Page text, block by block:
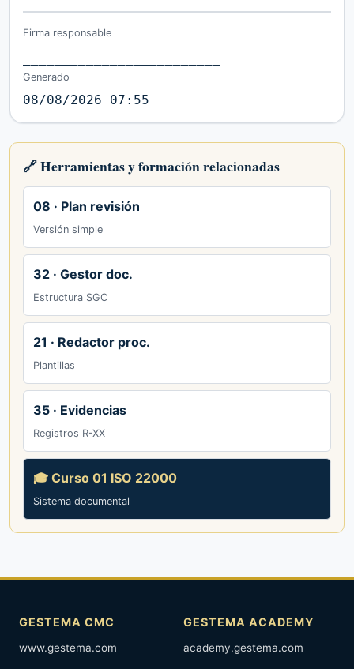
Firma responsable
Generado
08/08/2026 07:55
🔗 Herramientas y formación relacionadas
08 · Plan revisión
Versión simple
32 · Gestor doc.
Estructura SGC
21 · Redactor proc.
Plantillas
35 · Evidencias
Registros R-XX
🎓 Curso 01 ISO 22000
Sistema documental
GESTEMA CMC
www.gestema.com
GESTEMA ACADEMY
academy.gestema.com